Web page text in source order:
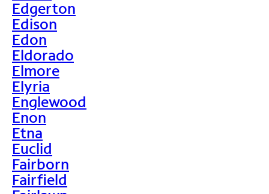
Edgerton
Edison
Edon
Eldorado
Elmore
Elyria
Englewood
Enon
Etna
Euclid
Fairborn
Fairfield